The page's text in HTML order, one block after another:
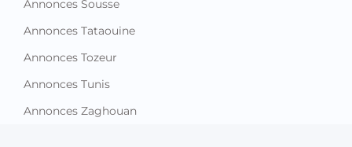
Annonces Sousse
Annonces Tataouine
Annonces Tozeur
Annonces Tunis
Annonces Zaghouan